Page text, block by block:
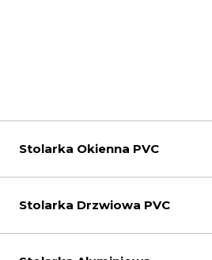
Stolarka Okienna PVC
Stolarka Drzwiowa PVC